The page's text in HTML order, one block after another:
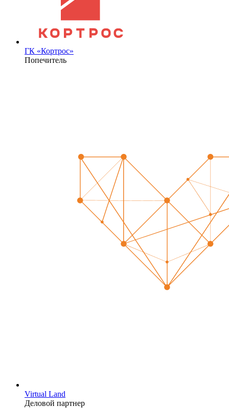
ГК «Кортрос»
Попечитель
Virtual Land
Деловой партнер